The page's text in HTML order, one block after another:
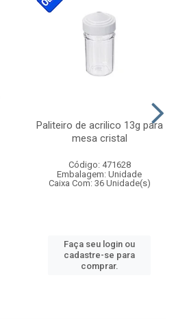
Paliteiro de acrilico 13g para
mesa cristal
Código: 471628
Embalagem: Unidade
Caixa Com: 36 Unidade(s)
Faça seu login ou
cadastre-se para
comprar.